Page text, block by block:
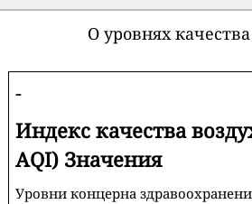
О уровнях
-
Индекс качества
AQI) Значения
Уровни концерна